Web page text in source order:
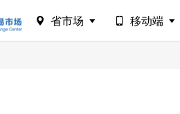
省市场 移动端